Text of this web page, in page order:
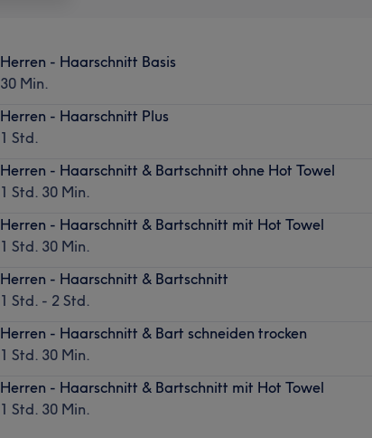
Herren - Haarschnitt Basis
30 Min.
Herren - Haarschnitt Plus
1 Std.
Herren - Haarschnitt & Bartschnitt ohne Hot Towel
1 Std. 30 Min.
Herren - Haarschnitt & Bartschnitt mit Hot Towel
1 Std. 30 Min.
Herren - Haarschnitt & Bartschnitt
1 Std. - 2 Std.
Herren - Haarschnitt & Bart schneiden trocken
1 Std. 30 Min.
Herren - Haarschnitt & Bartschnitt mit Hot Towel
1 Std. 30 Min.